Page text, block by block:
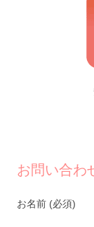
お問い合わ
お名前 (必須)